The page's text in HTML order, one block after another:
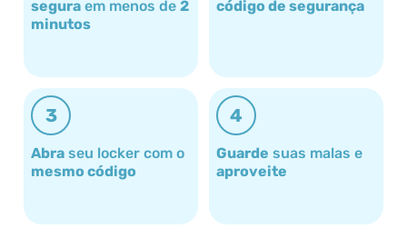
segura em menos de 2
minutos
código de segurança
3
Abra seu locker com o
mesmo código
4
Guarde suas malas e
aproveite